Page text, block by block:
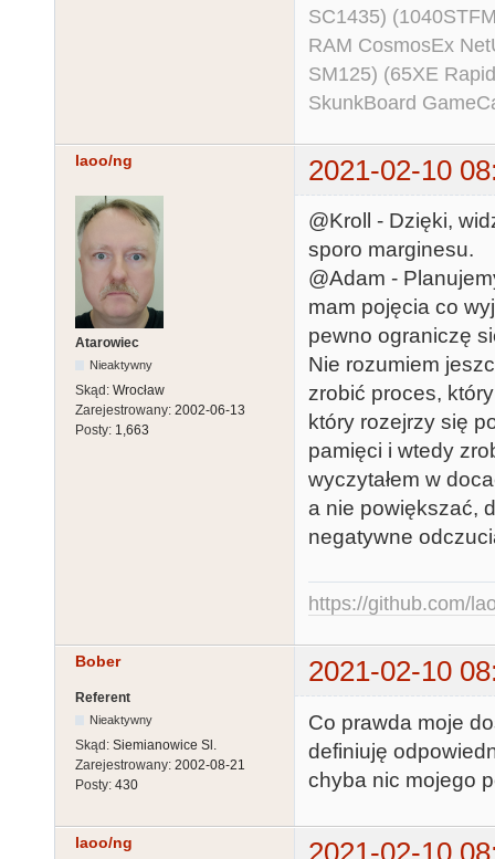
SC1435)
RAM CosmosEx
SM125) (65XE
SkunkBoard
laoo/ng 2021-02-10
Atarowiec
Nieaktywny
Skąd: Wrocław
Zarejestrowany: 2002-06-13
Posty: 1,663
@Kroll - Dzięki,
sporo marginesu.
@Adam -
mam pojęcia co
pewno ograniczę
Nie rozumiem
zrobić proces,
który rozejrzy się
pamięci i wtedy
wyczytałem w
a nie powiększać,
negatywne
https://github.com/
Bober 2021-02-10
Referent
Nieaktywny
Skąd: Siemianowice Sl.
Zarejestrowany: 2002-08-21
Posty: 430
Co prawda moje
definiuję
chyba nic mojego
laoo/ng 2021-02-10